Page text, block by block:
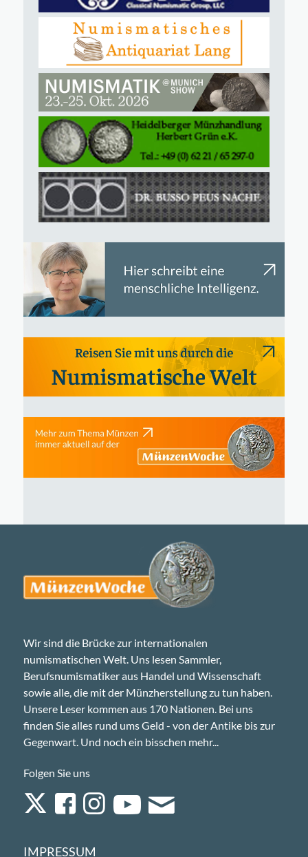
Wir sind die Brücke zur internationalen
numismatischen Welt. Uns lesen Sammler,
Berufsnumismatiker aus Handel und Wissenschaft
sowie alle, die mit der Münzherstellung zu tun haben.
Unsere Leser kommen aus 170 Nationen. Bei uns
finden Sie alles rund ums Geld - von der Antike bis zur
Gegenwart. Und noch ein bisschen mehr...
Folgen Sie uns
IMPRESSUM